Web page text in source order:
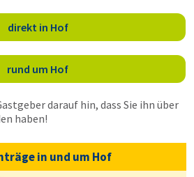
direkt in Hof
rund um Hof
darauf hin, dass Sie ihn über
haben!
in und um Hof